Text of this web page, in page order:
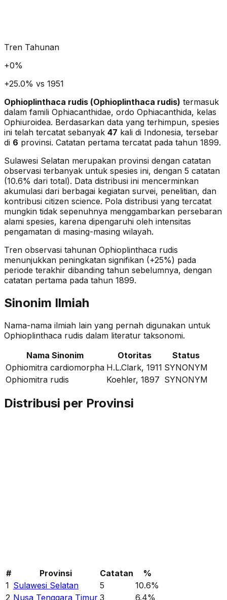
Tren Tahunan
+0%
+25.0% vs 1951
Ophioplinthaca rudis (Ophioplinthaca rudis) termasuk
dalam famili Ophiacanthidae, ordo Ophiacanthida, kelas
Ophiuroidea. Berdasarkan data yang terhimpun, spesies
ini telah tercatat sebanyak 47 kali di Indonesia, tersebar
di 6 provinsi. Catatan pertama tercatat pada tahun 1899.
Sulawesi Selatan merupakan provinsi dengan catatan
observasi terbanyak untuk spesies ini, dengan 5 catatan
(10.6% dari total). Data distribusi ini mencerminkan
akumulasi dari berbagai kegiatan survei, penelitian, dan
kontribusi citizen science. Pola distribusi yang tercatat
mungkin tidak sepenuhnya menggambarkan persebaran
alami spesies, karena dipengaruhi oleh intensitas
pengamatan di masing-masing wilayah.
Tren observasi tahunan Ophioplinthaca rudis
menunjukkan peningkatan signifikan (+25%) pada
periode terakhir dibanding tahun sebelumnya, dengan
catatan pertama pada tahun 1899.
Sinonim Ilmiah
Nama-nama ilmiah lain yang pernah digunakan untuk
Ophioplinthaca rudis dalam literatur taksonomi.
Nama Sinonim
Otoritas
Status
Ophiomitra cardiomorpha H.L.Clark, 1911 SYNONYM
Ophiomitra rudis
Koehler, 1897 SYNONYM
Distribusi per Provinsi
# Provinsi Catatan
%
1 Sulawesi Selatan 5 10.6%
2 Nusa Tenggara Timur 3 6.4%